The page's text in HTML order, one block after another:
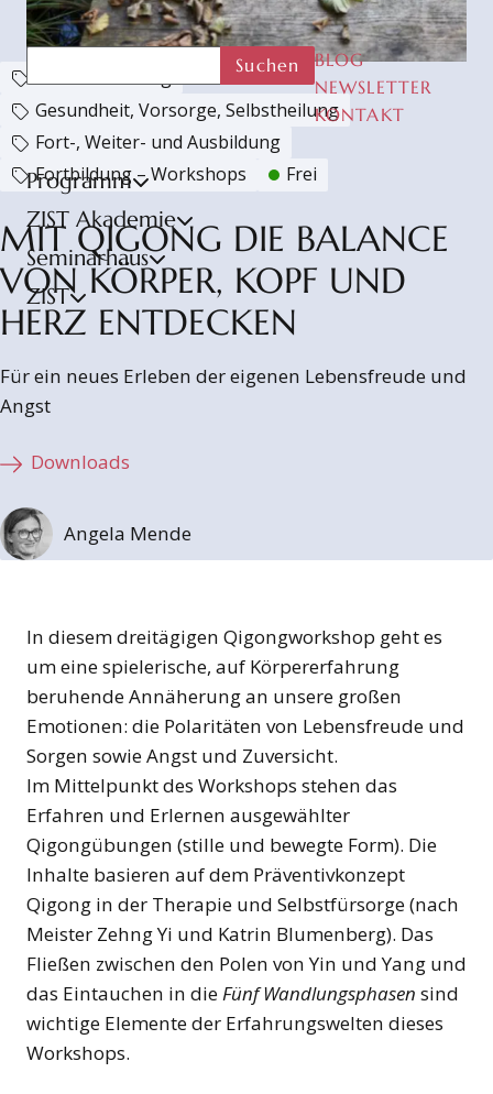
BLOG
NEWSLETTER
KONTAKT
Suchen
Programm
ZIST Akademie
Seminarhaus
ZIST
Gesundheit, Vorsorge, Selbstheilung
Fort-, Weiter- und Ausbildung
Fortbildung – Workshops
Frei
MIT QIGONG DIE BALANCE
VON KÖRPER, KOPF UND
HERZ ENTDECKEN
Für ein neues Erleben der eigenen Lebensfreude und
Angst
Downloads
Angela Mende
In diesem dreitägigen Qigongworkshop geht es
um eine spielerische, auf Körpererfahrung
beruhende Annäherung an unsere großen
Emotionen: die Polaritäten von Lebensfreude und
Sorgen sowie Angst und Zuversicht.
Im Mittelpunkt des Workshops stehen das
Erfahren und Erlernen ausgewählter
Qigongübungen (stille und bewegte Form). Die
Inhalte basieren auf dem Präventivkonzept
Qigong in der Therapie und Selbstfürsorge (nach
Meister Zehng Yi und Katrin Blumenberg). Das
Fließen zwischen den Polen von Yin und Yang und
das Eintauchen in die Fünf Wandlungsphasen sind
wichtige Elemente der Erfahrungswelten dieses
Workshops.